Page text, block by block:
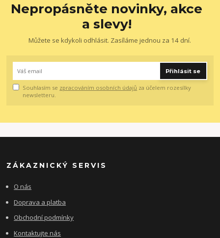
Nepropásněte novinky, akce
a slevy!
Můžete se kdykoli odhlásit. Zasíláme jednou za 14 dní.
Přihlásit se
Souhlasím se zpracováním osobních údajů za účelem rozesílky
newsletteru.
ZÁKAZNICKÝ SERVIS
O nás
Doprava a platba
Obchodní podmínky
Kontaktujte nás